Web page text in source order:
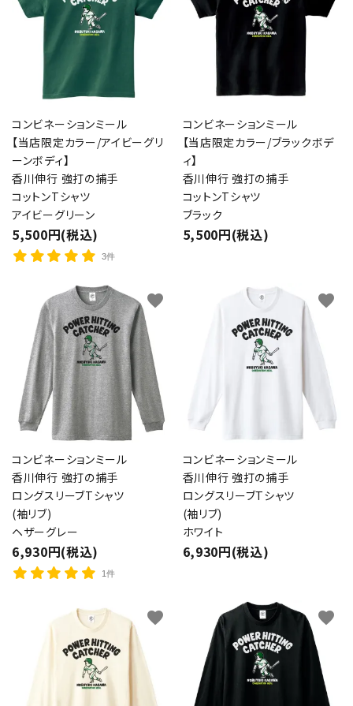
コンビネーションミール
【当店限定カラー/アイビーグリ
ーンボディ】
香川伸行 強打の捕手
コットンTシャツ
アイビーグリーン
5,500円(税込)
3件
コンビネーションミール
【当店限定カラー/ブラックボデ
ィ】
香川伸行 強打の捕手
コットンTシャツ
ブラック
5,500円(税込)
コンビネーションミール
香川伸行 強打の捕手
ロングスリーブTシャツ
(袖リブ)
ヘザーグレー
6,930円(税込)
1件
favorite
コンビネーションミール
香川伸行 強打の捕手
ロングスリーブTシャツ
(袖リブ)
ホワイト
6,930円(税込)
favorite
favorite favorite